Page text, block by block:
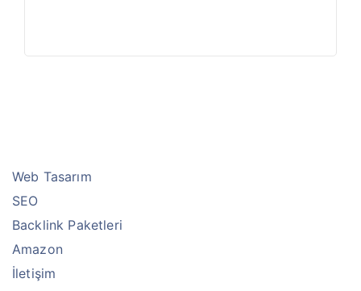
Web Tasarım
SEO
Backlink Paketleri
Amazon
İletişim